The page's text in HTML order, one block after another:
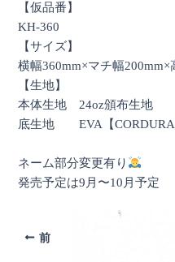
【仮品番】
KH-360
【サイズ】
横幅360mm×マチ幅200mm×
【生地】
本体生地 24oz頒布生地
底生地 EVA【CORDURA
ネーム部分変更有り
発売予定は9月〜10月予定
前